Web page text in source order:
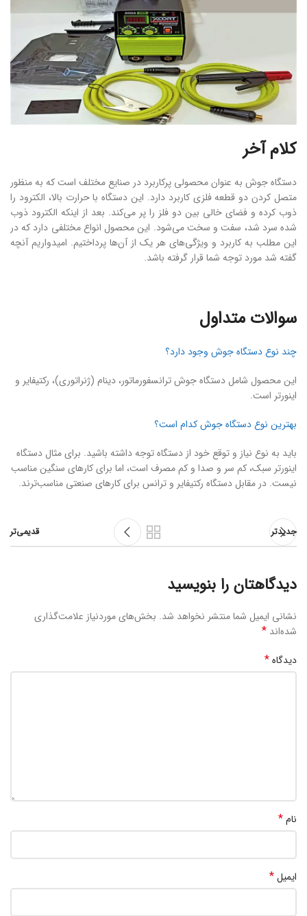
کلام آخر
دستگاه جوش به عنوان محصولی پرکاربرد در صنایع مختلف است که به منظور
متصل کردن دو قطعه فلزی کاربرد دارد. این دستگاه با حرارت بالا، الکترود را
ذوب کرده و فضای خالی بین دو فلز را پر می‌کند. بعد از اینکه الکترود ذوب
شده سرد شد، سفت و سخت می‌شود. این محصول انواع مختلفی دارد که در
این مطلب به کاربرد و ویژگی‌های هر یک از آن‌ها پرداختیم. امیدواریم آنچه
گفته شد مورد توجه شما قرار گرفته باشد.
سوالات متداول
چند نوع دستگاه جوش وجود دارد؟
این محصول شامل دستگاه جوش ترانسفورماتور، دینام (ژنراتوری)، رکتیفایر و
اینورتر است.
بهترین نوع دستگاه جوش کدام است؟
باید به نوع نیاز و توقع خود از دستگاه توجه داشته باشید. برای مثال دستگاه
اینورتر سبک، کم سر و صدا و کم مصرف است، اما برای کارهای سنگین مناسب
نیست. در مقابل دستگاه رکتیفایر و ترانس برای کارهای صنعتی مناسب‌ترند.
جدیدتر قدیمی‌تر
دیدگاهتان را بنویسید
نشانی ایمیل شما منتشر نخواهد شد. بخش‌های موردنیاز علامت‌گذاری
شده‌اند *
دیدگاه*
نام*
ایمیل*